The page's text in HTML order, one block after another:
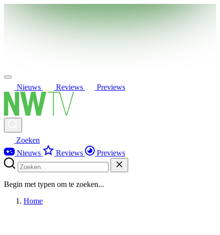
Nieuws Reviews Previews
Zoeken
Nieuws
Reviews Previews
Begin met typen om te zoeken...
Home